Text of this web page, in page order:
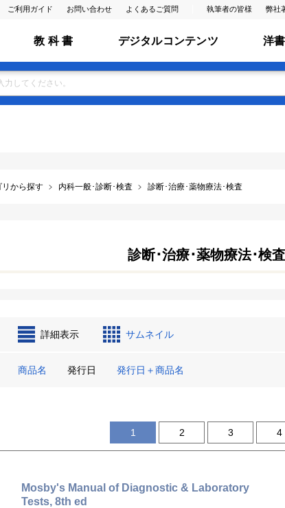
ご利用ガイド お問い合わせ よくあるご質問 執筆者の皆様 弊社
教 科 書 デジタルコンテンツ 洋
リから探す 内科一般･診断･検査 診断･治療･薬物療法･検査
診断･治療･薬物療法･検査
詳細表示 サムネイル
商品名 発行日 発行日＋商品名
1 2 3 4
Mosby's Manual of Diagnostic & Laboratory
Tests, 8th ed